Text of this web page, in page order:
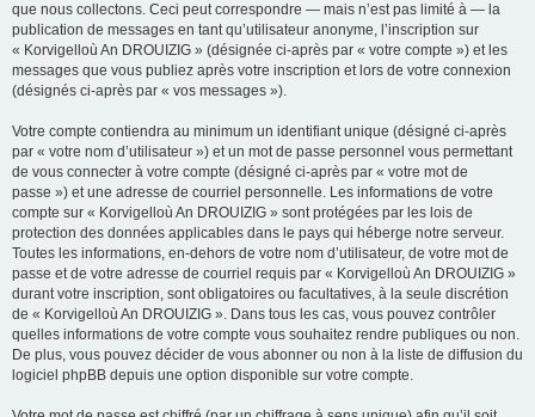
que nous collectons. Ceci peut correspondre — mais n’est pas limité à — la
publication de messages en tant qu’utilisateur anonyme, l’inscription sur
« Korvigelloù An DROUIZIG » (désignée ci-après par « votre compte ») et les
messages que vous publiez après votre inscription et lors de votre connexion
(désignés ci-après par « vos messages »).
Votre compte contiendra au minimum un identifiant unique (désigné ci-après
par « votre nom d’utilisateur ») et un mot de passe personnel vous permettant
de vous connecter à votre compte (désigné ci-après par « votre mot de
passe ») et une adresse de courriel personnelle. Les informations de votre
compte sur « Korvigelloù An DROUIZIG » sont protégées par les lois de
protection des données applicables dans le pays qui héberge notre serveur.
Toutes les informations, en-dehors de votre nom d’utilisateur, de votre mot de
passe et de votre adresse de courriel requis par « Korvigelloù An DROUIZIG »
durant votre inscription, sont obligatoires ou facultatives, à la seule discrétion
de « Korvigelloù An DROUIZIG ». Dans tous les cas, vous pouvez contrôler
quelles informations de votre compte vous souhaitez rendre publiques ou non.
De plus, vous pouvez décider de vous abonner ou non à la liste de diffusion du
logiciel phpBB depuis une option disponible sur votre compte.